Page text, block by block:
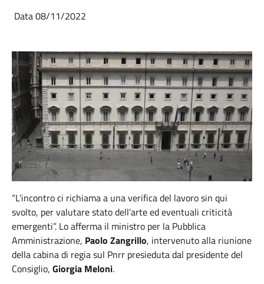
Data 08/11/2022
“L’incontro ci richiama a una verifica del lavoro sin qui
svolto, per valutare stato dell’arte ed eventuali criticità
emergenti”. Lo afferma il ministro per la Pubblica
Amministrazione, Paolo Zangrillo, intervenuto alla riunione
della cabina di regia sul Pnrr presieduta dal presidente del
Consiglio, Giorgia Meloni.